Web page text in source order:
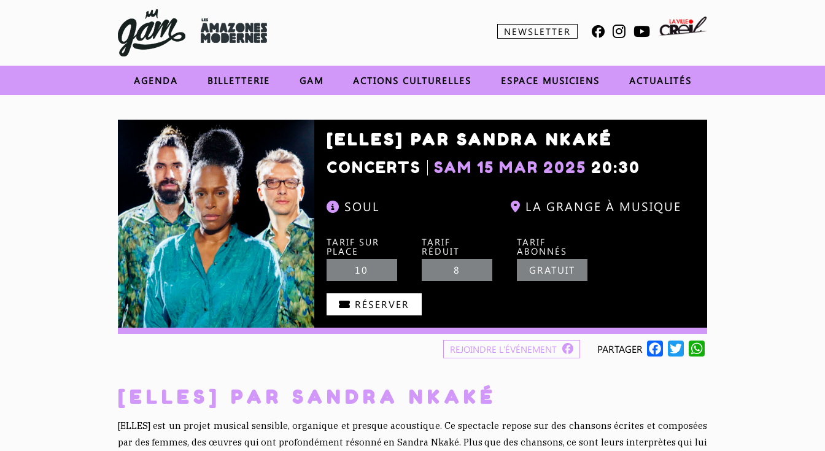
NEWSLETTER
Aller au contenu
AGENDA BILLETTERIE GAM ACTIONS CULTURELLES ESPACE MUSICIENS ACTUALITÉS
[ELLES] PAR SANDRA NKAKÉ
CONCERTS SAM 15 MAR 2025 20:30
SOUL LA GRANGE À MUSIQUE
TARIF SUR
PLACE
10
TARIF
RÉDUIT
8
TARIF
ABONNÉS
GRATUIT
RÉSERVER
REJOINDRE L'ÉVÉNEMENT PARTAGER
O
O
E
R
A
P
[ELLES] PAR SANDRA NKAKÉ
[ELLES] est un projet musical sensible, organique et presque acoustique. Ce spectacle repose sur des chansons écrites et composées
par des femmes, des œuvres qui ont profondément résonné en Sandra Nkaké. Plus que des chansons, ce sont leurs interprètes qui lui